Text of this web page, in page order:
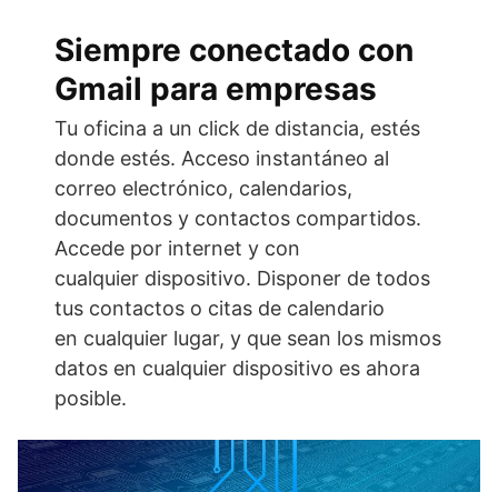
Siempre conectado con
Gmail para empresas
Tu oficina a un click de distancia, estés
donde estés. Acceso instantáneo al
correo electrónico, calendarios,
documentos y contactos compartidos.
Accede por internet y con
cualquier dispositivo. Disponer de todos
tus contactos o citas de calendario
en cualquier lugar, y que sean los mismos
datos en cualquier dispositivo es ahora
posible.